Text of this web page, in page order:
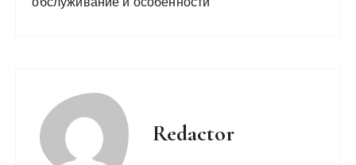
Redactor